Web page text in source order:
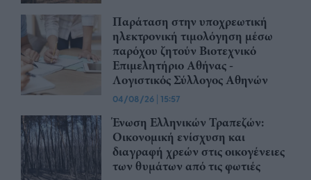
Παράταση στην υποχρεωτική
ηλεκτρονική τιμολόγηση μέσω
παρόχου ζητούν Βιοτεχνικό
Επιμελητήριο Αθήνας -
Λογιστικός Σύλλογος Αθηνών
04/08/26 | 15:57
Ένωση Ελληνικών Τραπεζών:
Οικονομική ενίσχυση και
διαγραφή χρεών στις οικογένειες
των θυμάτων από τις φωτιές